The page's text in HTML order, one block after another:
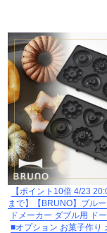
【ポイント10倍 4/23
まで】【BRUNO】ブル
ドメーカー ダブル用 ド
■オプション お菓子作り